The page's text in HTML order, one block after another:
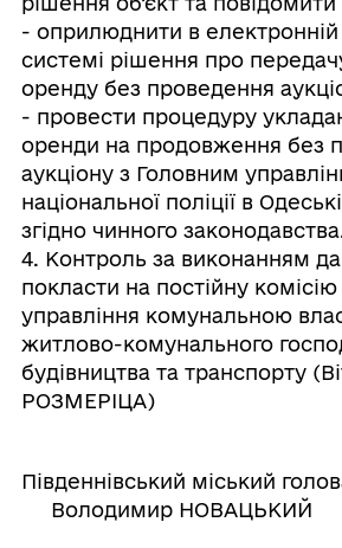
- оприлюднити в електронній
системі рішення про
оренду без проведення
- провести процедуру
оренди на продовження без
аукціону з Головним
національної поліції в
згідно чинного
4. Контроль за виконанням
покласти на постійну
управління комунальною
житлово-комунального
будівництва та транспорту
РОЗМЕРІЦА)
Південнівський
Володимир НОВАЦЬКИЙ